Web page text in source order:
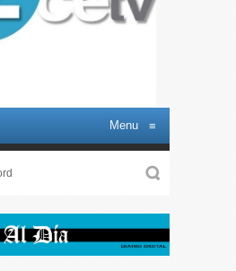
Menu ≡